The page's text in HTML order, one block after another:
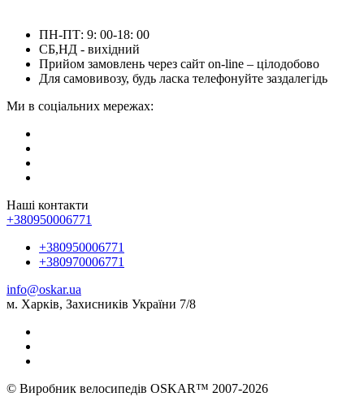
ПН-ПТ: 9: 00-18: 00
СБ,НД - вихідний
Прийом замовлень через сайт on-line – цілодобово
Для самовивозу, будь ласка телефонуйте заздалегідь
Ми в соціальних мережах:
Наші контакти
+380950006771
+380950006771
+380970006771
info@oskar.ua
м. Харків, Захисників України 7/8
© Виробник велосипедів OSKAR™ 2007-2026